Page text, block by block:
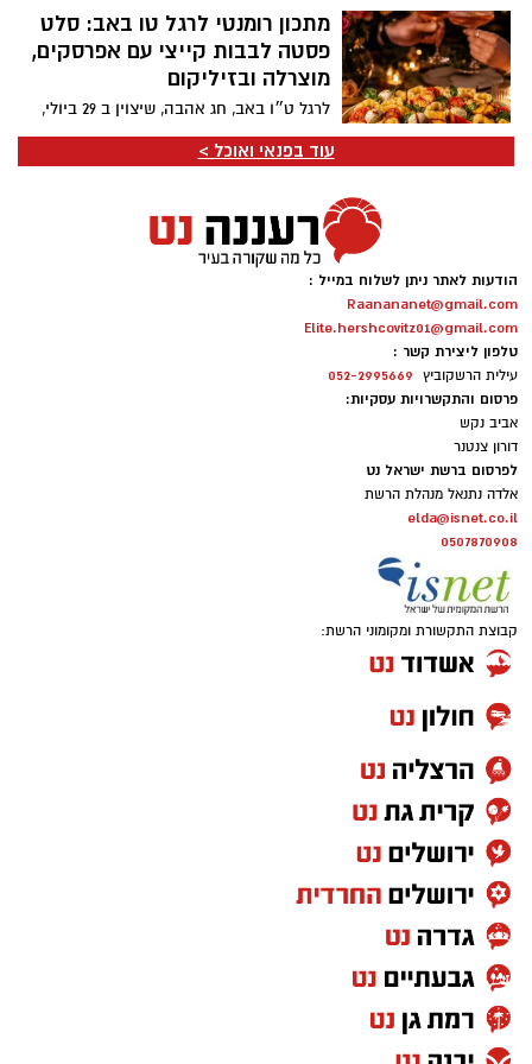
מתכון לפוקאצ'ה עמוקה וזהובה עם נקניקיות
בראטוורסט, בצל מקורמל וטימין - מנה
עשירה ומרשימה שמשלבת בצק אוורירי,
נקניקיות עסיסיות, בצלים מתקתקים, עלי
טימין טריים ושמן זית. התוצאה היא ארוחה
שלמה חמה ומשביעה שמגישים ישר מהתבנית
למרכז השולחן.
מתכון רומנטי לרגל טו באב: סלט
פסטה לבבות קייצי עם אפרסקים,
מוצרלה ובזיליקום
לרגל ט״ו באב, חג אהבה, שיצוין ב 29 ביולי,
המותג האיטלקי ברילה משיק במהדורה
מוגבלת, פסטה בצורת לבבות, ומציע מתכון
הארוחה למחווה קטנה של אהבה: סלט
פסטה לבבות קיצי עם אפרסקים, מוצרלה
ובזיליקום – שילוב מושלם של פסטה עם
פירות קיץ עסיסיים, עגבניות שרי צבעוניות,
היא מנה מרעננת, חגיגית ומלאת צבע,
ישראלי.
עוד בפנאי ואוכל >
הודעות לאתר ניתן לשלוח במייל :
Raanananet@gmail.com
Elite.hershcovitz01@gmail.com
טלפון ליצירת קשר :
עילית הרשקוביץ
פרסום והתקשרויות עסקיות:
אביב נקש
דורון צנטנר
לפרסום ברשת ישראל נט
אלדה נתנאל מנהלת הרשת
elda@isnet.co.il
0507870908
קבוצת התקשורת ומקומוני הרשת: